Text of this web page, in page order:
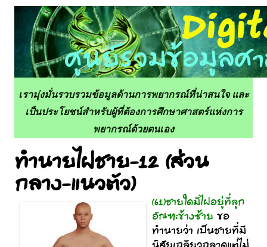
เรามุ่งมั่นรวบรวมข้อมูลด้านการพยากรณ์ที่น่าสนใจ และ
เป็นประโยชน์สำหรับผู้ที่ต้องการศึกษาศาสตร์แห่งการ
พยากรณ์ด้วยตนเอง
ทำนายไฝชาย-12 (ส่วน
กลาง-แนวตัว) (61)ชายใดมีไฝอยู่ที่ลูก
อัณฑะข้างซ้าย ขอ
ทำนายว่า เป็นชายที่มี